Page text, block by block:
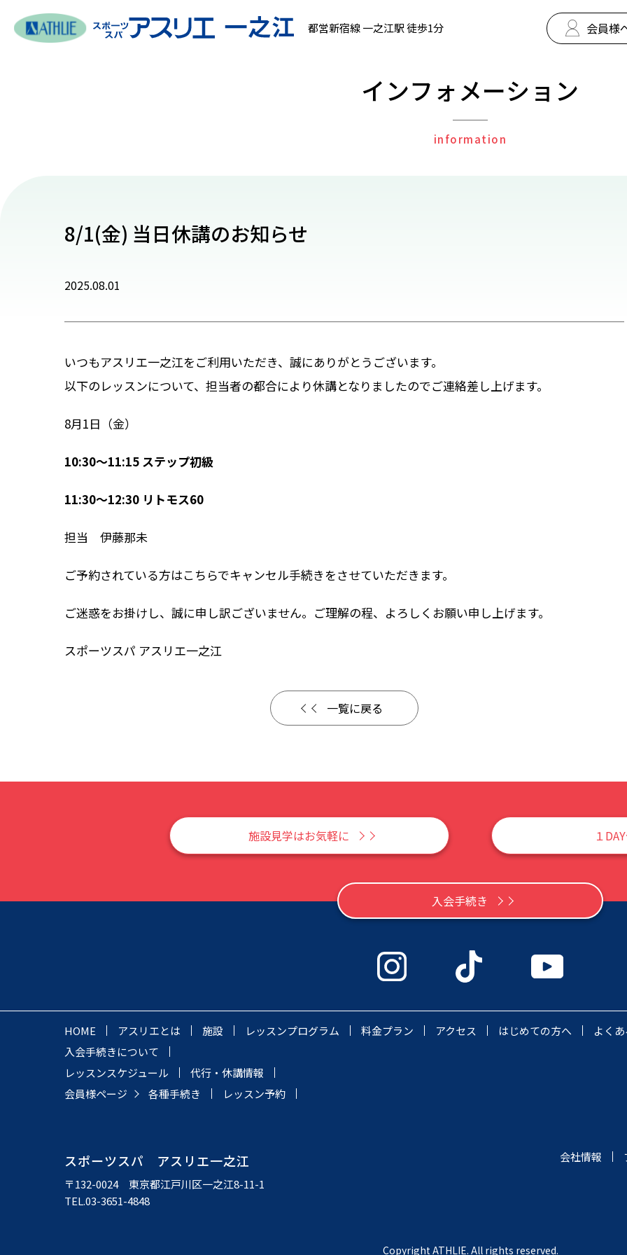
都営新宿線 一之江駅 徒歩1分 会員様
インフォメーション
information
8/1(金) 当日休講のお知らせ
2025.08.01
いつもアスリエ一之江をご利用いただき、誠にありがとうございます。
以下のレッスンについて、担当者の都合により休講となりましたのでご連絡差し上げます。
8月1日（金）
10:30～11:15 ステップ初級
11:30～12:30 リトモス60
担当 伊藤那未
ご予約されている方はこちらでキャンセル手続きをさせていただきます。
ご迷惑をお掛けし、誠に申し訳ございません。ご理解の程、よろしくお願い申し上げます。
スポーツスパ アスリエ一之江
一覧に戻る
施設見学はお気軽に １
入会手続き
HOME アスリエとは 施設 レッスンプログラム 料金プラン アクセス はじめての方へ
よく
入会手続きについて
レッスンスケジュール
代行・休講情報
会員様ページ
各種手続き レッスン予約
スポーツスパ アスリエ一之江
〒132-0024 東京都江戸川区一之江8-11-1
TEL.03-3651-4848
会社情報
Copyright ATHLIE. All rights reserved.